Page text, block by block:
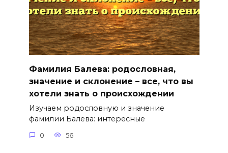
Фамилия Балева: родословная,
значение и склонение – все, что вы
хотели знать о происхождении
Изучаем родословную и значение
фамилии Балева: интересные
0 56